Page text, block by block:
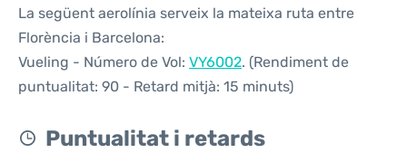
La següent aerolínia serveix la mateixa ruta entre
Florència i Barcelona:
Vueling - Número de Vol: VY6002. (Rendiment de
puntualitat: 90 - Retard mitjà: 15 minuts)
Puntualitat i retards